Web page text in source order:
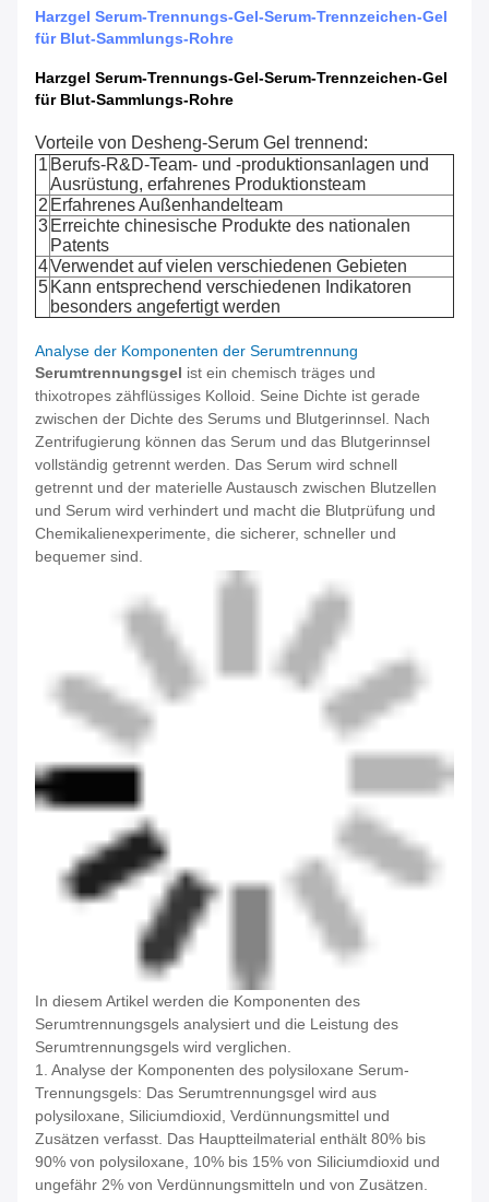
Harzgel Serum-Trennungs-Gel-Serum-Trennzeichen-Gel
für Blut-Sammlungs-Rohre
Harzgel Serum-Trennungs-Gel-Serum-Trennzeichen-Gel
für Blut-Sammlungs-Rohre
Vorteile von Desheng-Serum Gel trennend:
1 Berufs-R&D-Team- und -produktionsanlagen und
Ausrüstung, erfahrenes Produktionsteam
2 Erfahrenes Außenhandelteam
3 Erreichte chinesische Produkte des nationalen
Patents
4Verwendet auf vielen verschiedenen Gebieten
5 Kann entsprechend verschiedenen Indikatoren
besonders angefertigt werden
Analyse der Komponenten der Serumtrennung
Serumtrennungsgel ist ein chemisch träges und
thixotropes zähflüssiges Kolloid. Seine Dichte ist gerade
zwischen der Dichte des Serums und Blutgerinnsel. Nach
Zentrifugierung können das Serum und das Blutgerinnsel
vollständig getrennt werden. Das Serum wird schnell
getrennt und der materielle Austausch zwischen Blutzellen
und Serum wird verhindert und macht die Blutprüfung und
Chemikalienexperimente, die sicherer, schneller und
bequemer sind.
In diesem Artikel werden die Komponenten des
Serumtrennungsgels analysiert und die Leistung des
Serumtrennungsgels wird verglichen.
1. Analyse der Komponenten des polysiloxane Serum-
Trennungsgels: Das Serumtrennungsgel wird aus
polysiloxane, Siliciumdioxid, Verdünnungsmittel und
Zusätzen verfasst. Das Hauptteilmaterial enthält 80% bis
90% von polysiloxane, 10% bis 15% von Siliciumdioxid und
ungefähr 2% von Verdünnungsmitteln und von Zusätzen.